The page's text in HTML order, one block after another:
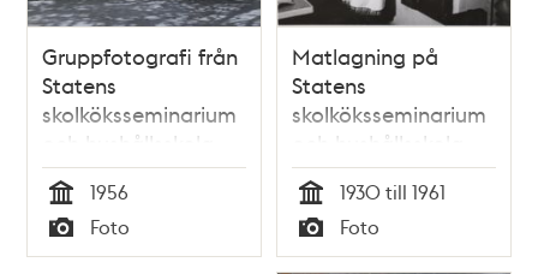
Gruppfotografi från
Statens
skolköksseminarium
och hushållsskola
Tid
1956
Typ
Foto
Matlagning på
Statens
skolköksseminarium
och hushållsskola
Tid
1930 till 1961
Typ
Foto